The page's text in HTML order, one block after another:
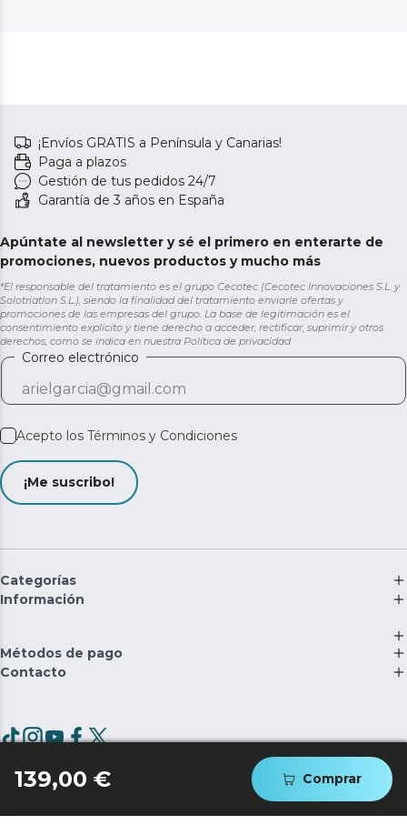
139,00 € Comprar
¡Envíos GRATIS a Península y Canarias!
Paga a plazos
Gestión de tus pedidos 24/7
Garantía de 3 años en España
Apúntate al newsletter y sé el primero en enterarte de
promociones, nuevos productos y mucho más
*El responsable del tratamiento es el grupo Cecotec (Cecotec Innovaciones S.L. y
Solotriatlon S.L.), siendo la finalidad del tratamiento enviarle ofertas y
promociones de las empresas del grupo. La base de legitimación es el
consentimiento explícito y tiene derecho a acceder, rectificar, suprimir y otros
derechos, como se indica en nuestra Política de privacidad
Correo electrónico
Acepto los Términos y Condiciones
¡Me suscribo!
Categorías
Información
Métodos de pago
Contacto
2026 Cecotec Innovaciones S.L. | RII-AEE: 5537